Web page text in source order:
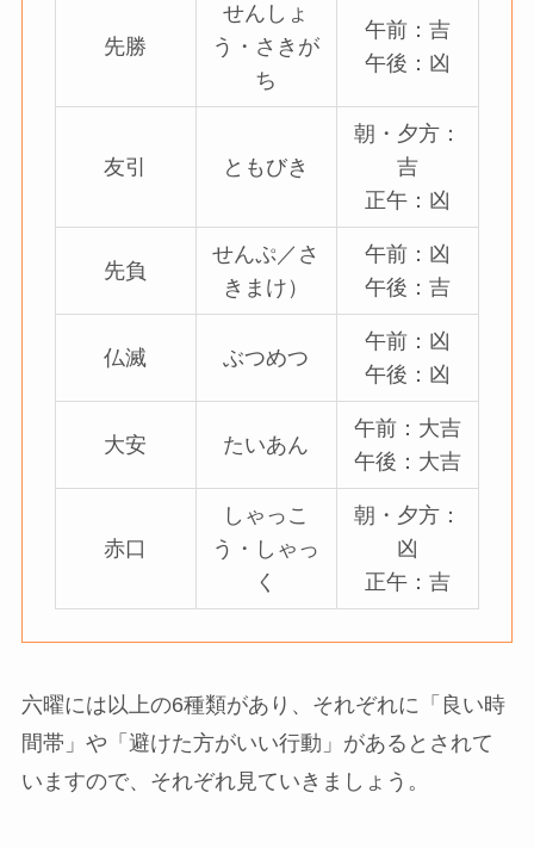
先勝
せんしょ
う・さきが
ち
午前：吉
午後：凶
友引 ともびき
朝・夕方：
吉
正午：凶
先負
せんぷ／さ
きまけ）
午前：凶
午後：吉
仏滅 ぶつめつ
午前：凶
午後：凶
大安 たいあん
午前：大吉
午後：大吉
赤口
しゃっこ
う・しゃっ
く
朝・夕方：
凶
正午：吉
六曜には以上の6種類があり、それぞれに「良い時
間帯」や「避けた方がいい行動」があるとされて
いますので、それぞれ見ていきましょう。